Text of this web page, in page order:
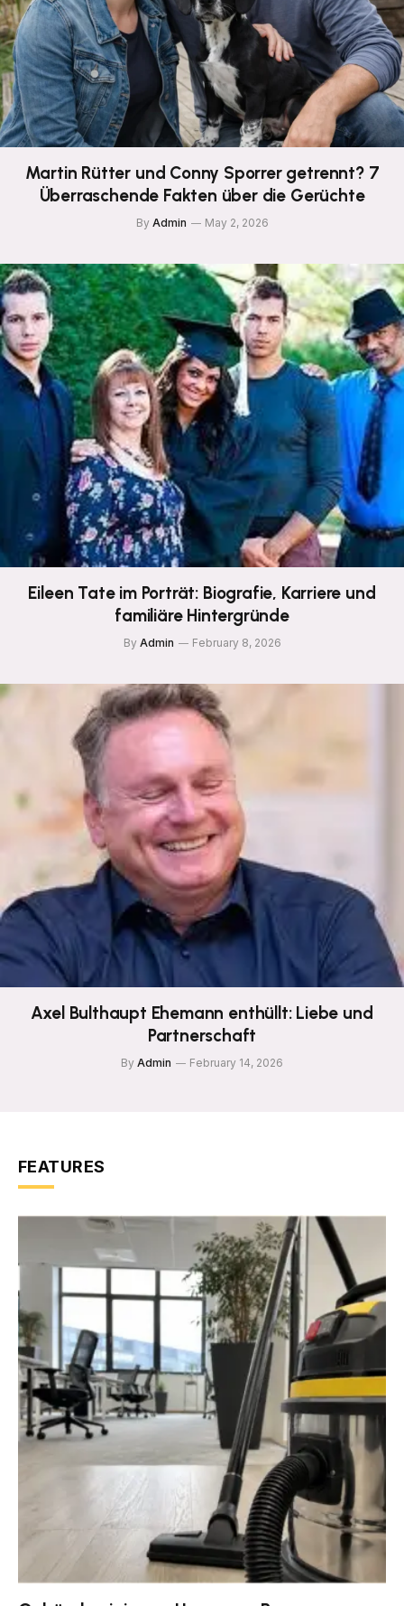
Martin Rütter und Conny Sporrer getrennt? 7
Überraschende Fakten über die Gerüchte
By Admin May 2, 2026
Eileen Tate im Porträt: Biografie, Karriere und
familiäre Hintergründe
By Admin February 8, 2026
Axel Bulthaupt Ehemann enthüllt: Liebe und
Partnerschaft
By Admin February 14, 2026
FEATURES